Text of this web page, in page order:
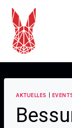
AKTUELLES